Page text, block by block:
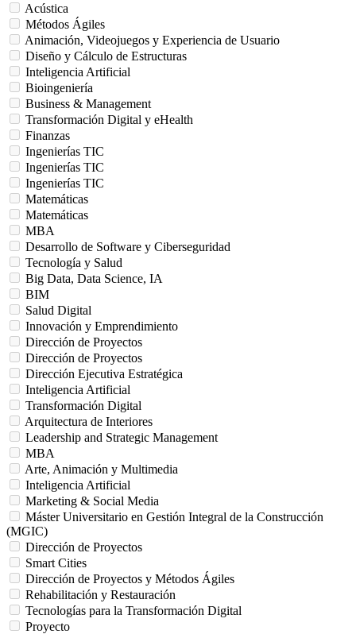
Acústica
Métodos Ágiles
Animación, Videojuegos y Experiencia de Usuario
Diseño y Cálculo de Estructuras
Inteligencia Artificial
Bioingeniería
Business & Management
Transformación Digital y eHealth
Finanzas
Ingenierías TIC
Ingenierías TIC
Ingenierías TIC
Matemáticas
Matemáticas
MBA
Desarrollo de Software y Ciberseguridad
Tecnología y Salud
Big Data, Data Science, IA
BIM
Salud Digital
Innovación y Emprendimiento
Dirección de Proyectos
Dirección de Proyectos
Dirección Ejecutiva Estratégica
Inteligencia Artificial
Transformación Digital
Arquitectura de Interiores
Leadership and Strategic Management
MBA
Arte, Animación y Multimedia
Inteligencia Artificial
Marketing & Social Media
Máster Universitario en Gestión Integral de la Construcción
(MGIC)
Dirección de Proyectos
Smart Cities
Dirección de Proyectos y Métodos Ágiles
Rehabilitación y Restauración
Tecnologías para la Transformación Digital
Proyecto